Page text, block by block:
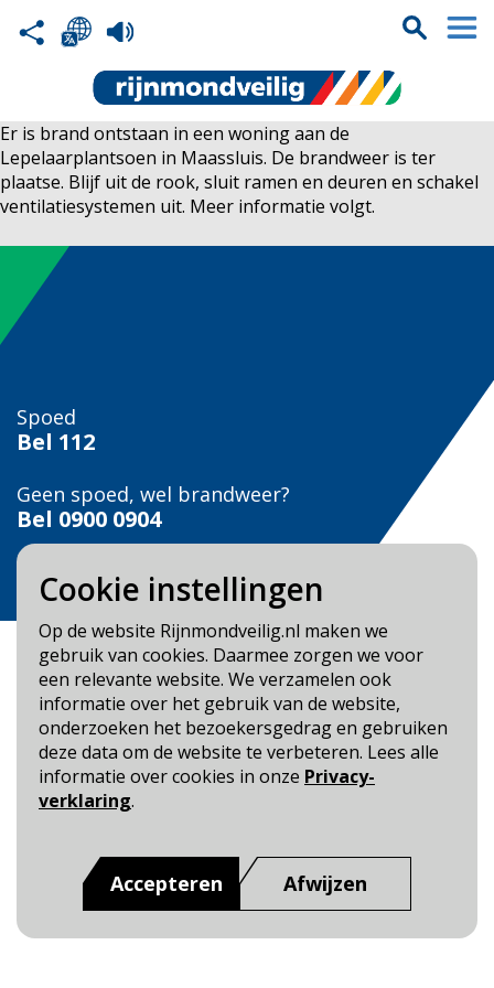
Cookie instellingen
Op de website Rijnmondveilig.nl maken we
gebruik van cookies. Daarmee zorgen we voor
een relevante website. We verzamelen ook
informatie over het gebruik van de website,
onderzoeken het bezoekersgedrag en gebruiken
deze data om de website te verbeteren. Lees alle
informatie over cookies in onze Privacy-
verklaring.
Accepteren Afwijzen
Er is brand ontstaan in een woning aan de
Lepelaarplantsoen in Maassluis. De brandweer is ter
plaatse. Blijf uit de rook, sluit ramen en deuren en schakel
ventilatiesystemen uit. Meer informatie volgt.
Spoed
Bel 112
Geen spoed, wel brandweer?
Bel 0900 0904
Veilig Leven?
Bel 0900-8387
Blijf op de hoogte
Cookie- en Privacybeleid
Dit is een website van
Veiligheidsregio Rotterdam-